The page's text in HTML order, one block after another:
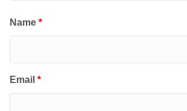
Name *
Email *